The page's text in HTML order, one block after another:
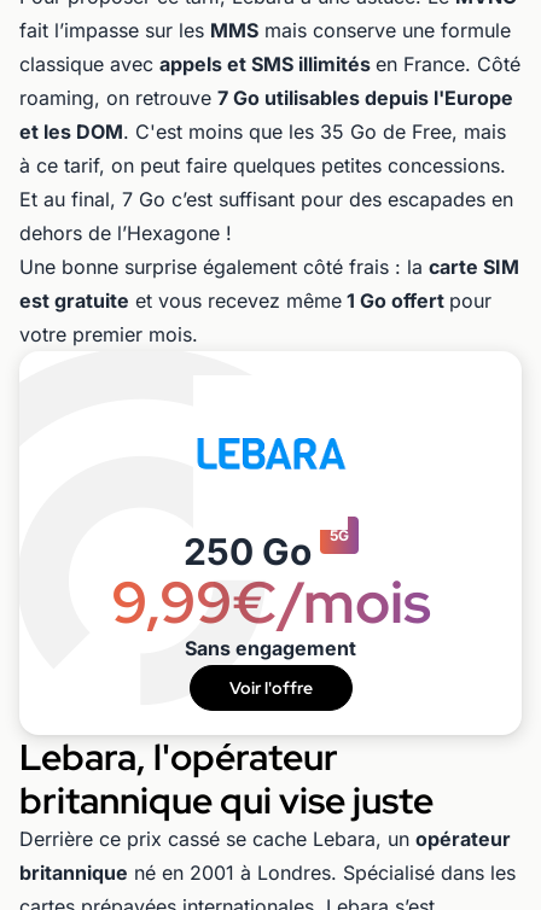
fait l’impasse sur les MMS mais conserve une formule
classique avec appels et SMS illimités en France. Côté
roaming, on retrouve 7 Go utilisables depuis l'Europe
et les DOM. C'est moins que les 35 Go de Free, mais
à ce tarif, on peut faire quelques petites concessions.
Et au final, 7 Go c’est suffisant pour des escapades en
dehors de l’Hexagone !
Une bonne surprise également côté frais : la carte SIM
est gratuite et vous recevez même 1 Go offert pour
votre premier mois.
250 Go 5G
9,99€/mois
Sans engagement
Voir l'offre
Lebara, l'opérateur
britannique qui vise juste
Derrière ce prix cassé se cache Lebara, un opérateur
britannique né en 2001 à Londres. Spécialisé dans les